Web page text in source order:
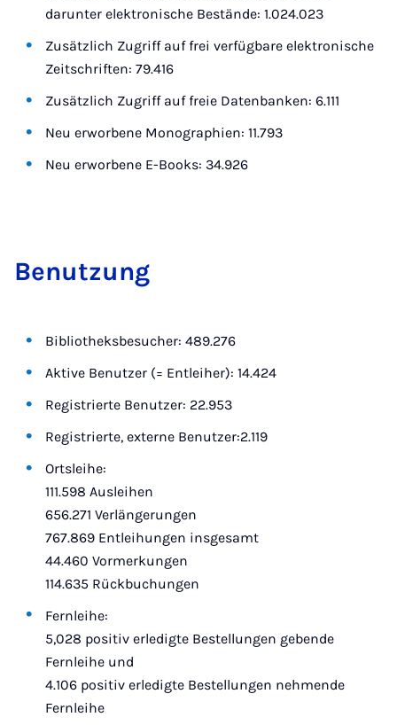
darunter elektronische Bestände: 1.024.023
Zusätzlich Zugriff auf frei verfügbare elektronische
Zeitschriften: 79.416
Zusätzlich Zugriff auf freie Datenbanken: 6.111
Neu erworbene Monographien: 11.793
Neu erworbene E-Books: 34.926
Be­nut­zung
Bibliotheksbesucher: 489.276
Aktive Benutzer (= Entleiher): 14.424
Registrierte Benutzer: 22.953
Registrierte, externe Benutzer:2.119
Ortsleihe:
111.598 Ausleihen
656.271 Verlängerungen
767.869 Entleihungen insgesamt
44.460 Vormerkungen
114.635 Rückbuchungen
Fernleihe:
5,028 positiv erledigte Bestellungen gebende
Fernleihe und
4.106 positiv erledigte Bestellungen nehmende
Fernleihe